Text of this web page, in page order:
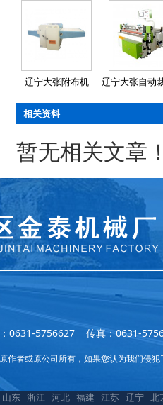
辽宁大张附布机 辽宁大张自动
相关资料
暂无相关文章
0631-5756627 传真：0631-
作者或原公司所有，如果您认为我们侵
山东 浙江 河北 福建 江苏 辽宁 北